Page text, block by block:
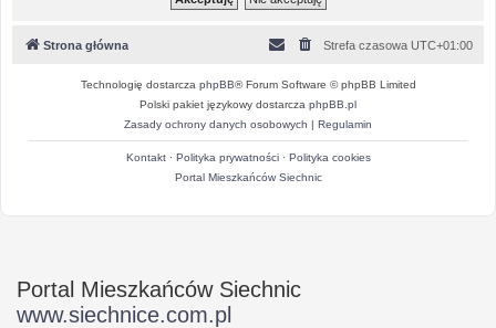
Strona główna Strefa czasowa UTC+01:00
Technologię dostarcza phpBB® Forum Software © phpBB Limited
Polski pakiet językowy dostarcza phpBB.pl
Zasady ochrony danych osobowych | Regulamin
Kontakt· Polityka prywatności· Polityka cookies
Portal Mieszkańców Siechnic
Portal Mieszkańców Siechnic
www.siechnice.com.pl